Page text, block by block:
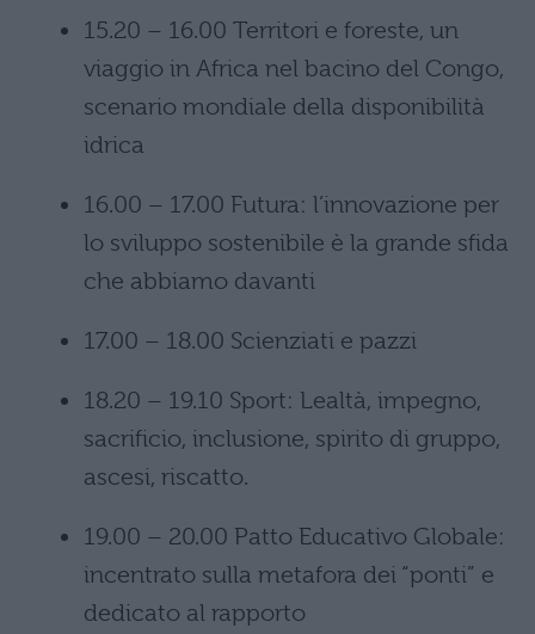
15.20 – 16.00 Territori e foreste, un
viaggio in Africa nel bacino del Congo,
scenario mondiale della disponibilità
idrica
16.00 – 17.00 Futura: l’innovazione per
lo sviluppo sostenibile è la grande sfida
che abbiamo davanti
17.00 – 18.00 Scienziati e pazzi
18.20 – 19.10 Sport: Lealtà, impegno,
sacrificio, inclusione, spirito di gruppo,
ascesi, riscatto.
19.00 – 20.00 Patto Educativo Globale:
incentrato sulla metafora dei “ponti” e
dedicato al rapporto